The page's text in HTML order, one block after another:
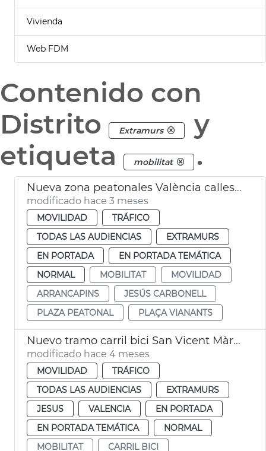
Vivienda
Web FDM
Contenido con
Distrito
Extramurs
y
etiqueta
mobilitat .
Nueva zona peatonales València calles Sant Francesc de Borja y Alzira
modificado hace 3 meses
MOVILIDAD
TRÁFICO
TODAS LAS AUDIENCIAS
EXTRAMURS
EN PORTADA
EN PORTADA TEMÁTICA
NORMAL
MOBILITAT
MOVILIDAD
ARRANCAPINS
JESÚS CARBONELL
PLAZA PEATONAL
PLAÇA VIANANTS
Nuevo tramo carril bici San Vicent Màrtir València
modificado hace 4 meses
MOVILIDAD
TRÁFICO
TODAS LAS AUDIENCIAS
EXTRAMURS
JESUS
VALENCIA
EN PORTADA
EN PORTADA TEMÁTICA
NORMAL
MOBILITAT
CARRIL BICI